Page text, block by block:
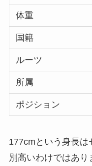
体重
国籍
ルーツ
所属
ポジション
177cmという身長
別高いわけではあり